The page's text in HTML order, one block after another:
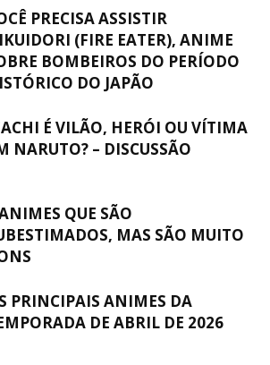
PRECISA ASSISTIR
(FIRE EATER), ANIME
BOMBEIROS DO PERÍODO
DO JAPÃO
É VILÃO, HERÓI OU VÍTIMA
NARUTO? – DISCUSSÃO
QUE SÃO
MAS SÃO MUITO
PRINCIPAIS ANIMES DA
DE ABRIL DE 2026